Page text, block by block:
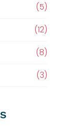
(5)
(12)
(8)
(3)